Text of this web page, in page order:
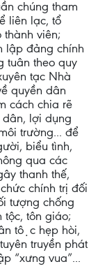
chúng tham
liên lạc, tổ
thành viên;
lập đảng chính
tuân theo quy
tạc Nhà
quyền dân
cách chia rẽ
lợi dụng
trường... để
biểu tình,
qua các
thanh thế,
chính trị đối
tượng chống
tộc, tôn giáo;
tộc hẹp hòi,
truyền phát
“xưng vua”...